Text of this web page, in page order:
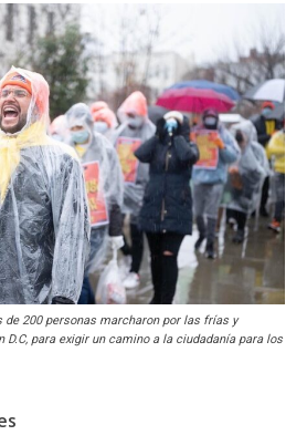
de 200 personas marcharon por las frías y
para exigir un camino a la ciudadanía para los